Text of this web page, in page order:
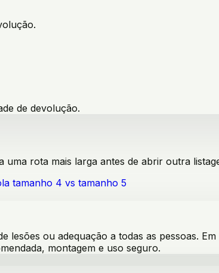
de devolução.
rota mais larga antes de abrir outra
tamanho 4 vs tamanho 5
ou adequação a todas as pessoas.
montagem e uso seguro.